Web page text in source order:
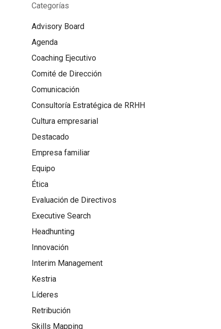
Categorías
Advisory Board
Agenda
Coaching Ejecutivo
Comité de Dirección
Comunicación
Consultoría Estratégica de RRHH
Cultura empresarial
Destacado
Empresa familiar
Equipo
Ética
Evaluación de Directivos
Executive Search
Headhunting
Innovación
Interim Management
Kestria
Líderes
Retribución
Skills Mapping